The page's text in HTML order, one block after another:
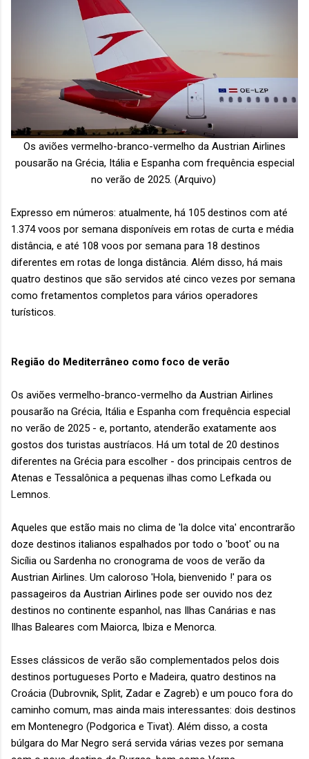
Os aviões vermelho-branco-vermelho da Austrian Airlines
pousarão na Grécia, Itália e Espanha com frequência especial
no verão de 2025. (Arquivo)
Expresso em números: atualmente, há 105 destinos com até
1.374 voos por semana disponíveis em rotas de curta e média
distância, e até 108 voos por semana para 18 destinos
diferentes em rotas de longa distância. Além disso, há mais
quatro destinos que são servidos até cinco vezes por semana
como fretamentos completos para vários operadores
turísticos.
Região do Mediterrâneo como foco de verão
Os aviões vermelho-branco-vermelho da Austrian Airlines
pousarão na Grécia, Itália e Espanha com frequência especial
no verão de 2025 - e, portanto, atenderão exatamente aos
gostos dos turistas austríacos. Há um total de 20 destinos
diferentes na Grécia para escolher - dos principais centros de
Atenas e Tessalônica a pequenas ilhas como Lefkada ou
Lemnos.
Aqueles que estão mais no clima de 'la dolce vita' encontrarão
doze destinos italianos espalhados por todo o 'boot' ou na
Sicília ou Sardenha no cronograma de voos de verão da
Austrian Airlines. Um caloroso 'Hola, bienvenido !' para os
passageiros da Austrian Airlines pode ser ouvido nos dez
destinos no continente espanhol, nas Ilhas Canárias e nas
Ilhas Baleares com Maiorca, Ibiza e Menorca.
Esses clássicos de verão são complementados pelos dois
destinos portugueses Porto e Madeira, quatro destinos na
Croácia (Dubrovnik, Split, Zadar e Zagreb) e um pouco fora do
caminho comum, mas ainda mais interessantes: dois destinos
em Montenegro (Podgorica e Tivat). Além disso, a costa
búlgara do Mar Negro será servida várias vezes por semana